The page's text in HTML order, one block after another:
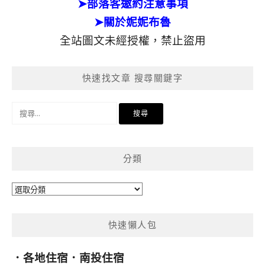
➤部落客邀約注意事項
➤關於妮妮布魯
全站圖文未經授權，禁止盜用
快速找文章 搜尋關鍵字
分類
分
快速懶人包
． 各地住宿 ． 南投住宿